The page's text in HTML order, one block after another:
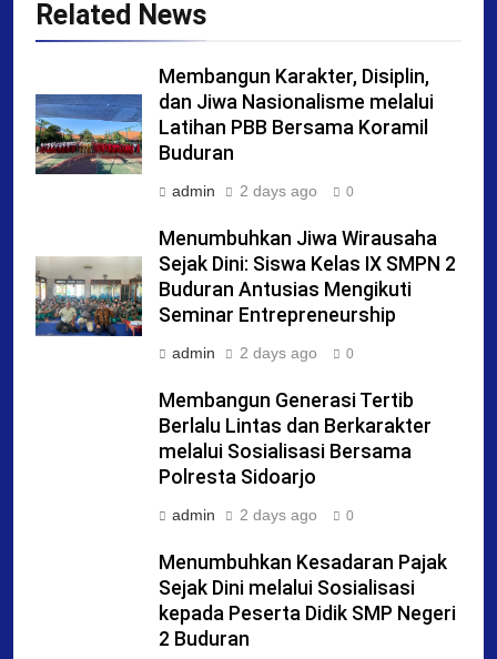
Related News
Membangun Karakter, Disiplin,
dan Jiwa Nasionalisme melalui
Latihan PBB Bersama Koramil
Buduran
admin 2 days ago 0
Menumbuhkan Jiwa Wirausaha
Sejak Dini: Siswa Kelas IX SMPN 2
Buduran Antusias Mengikuti
Seminar Entrepreneurship
admin 2 days ago 0
Membangun Generasi Tertib
Berlalu Lintas dan Berkarakter
melalui Sosialisasi Bersama
Polresta Sidoarjo
admin 2 days ago 0
Menumbuhkan Kesadaran Pajak
Sejak Dini melalui Sosialisasi
kepada Peserta Didik SMP Negeri
2 Buduran